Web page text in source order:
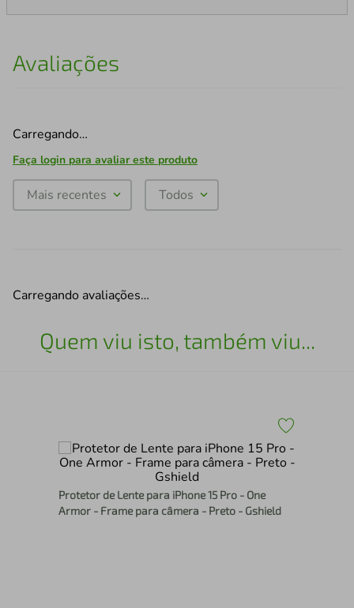
Avaliações
Carregando…
Faça login para avaliar este produto
Mais recentes Todos
Carregando avaliações…
Quem viu isto, também viu...
Protetor de Lente para iPhone 15 Pro - One
Armor - Frame para câmera - Preto - Gshield